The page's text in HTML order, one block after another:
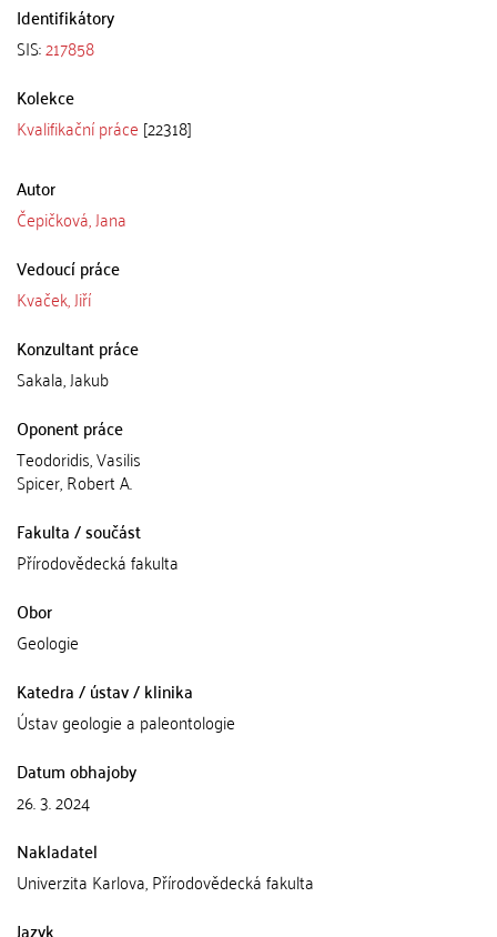
Identifikátory
SIS:217858
Kolekce
Kvalifikační práce [22318]
Autor
Čepičková, Jana
Vedoucí práce
Kvaček, Jiří
Konzultant práce
Sakala, Jakub
Oponent práce
Teodoridis, Vasilis
Spicer, Robert A.
Fakulta / součást
Přírodovědecká fakulta
Obor
Geologie
Katedra / ústav / klinika
Ústav geologie a paleontologie
Datum obhajoby
26. 3. 2024
Nakladatel
Univerzita Karlova, Přírodovědecká fakulta
Jazyk